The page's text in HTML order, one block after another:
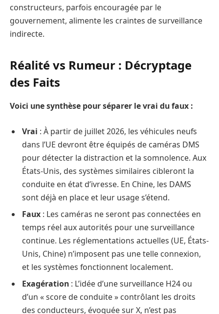
constructeurs, parfois encouragée par le
gouvernement, alimente les craintes de surveillance
indirecte.
Réalité vs Rumeur : Décryptage
des Faits
Voici une synthèse pour séparer le vrai du faux :
Vrai : À partir de juillet 2026, les véhicules neufs
dans l’UE devront être équipés de caméras DMS
pour détecter la distraction et la somnolence. Aux
États-Unis, des systèmes similaires cibleront la
conduite en état d’ivresse. En Chine, les DAMS
sont déjà en place et leur usage s’étend.
Faux : Les caméras ne seront pas connectées en
temps réel aux autorités pour une surveillance
continue. Les réglementations actuelles (UE, États-
Unis, Chine) n’imposent pas une telle connexion,
et les systèmes fonctionnent localement.
Exagération : L’idée d’une surveillance H24 ou
d’un « score de conduite » contrôlant les droits
des conducteurs, évoquée sur X, n’est pas